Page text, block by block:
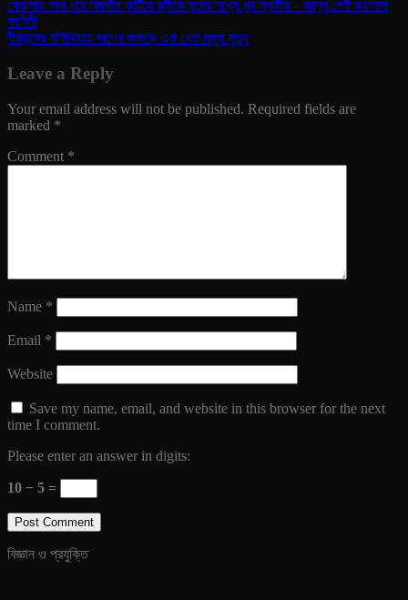
কেরালায় সাপ ধরে বিষদাঁত ফুটিয়ে স্ত্রীকে ঘুমের মধ্যে খুন স্বামীর – জানুন সেই ভয়ংকর
কাহিনী
বীরভূমের সাঁইথিয়ায় সাপের কামড়ে এক খেত মজুর মৃত্যু
Leave a Reply
Your email address will not be published. Required fields are
marked *
Comment *
Name *
Email *
Website
Save my name, email, and website in this browser for the next
time I comment.
Please enter an answer in digits:
10 − 5 =
বিজ্ঞান ও প্রযুক্তি